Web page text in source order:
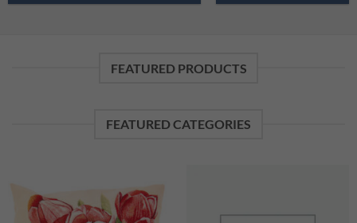
FEATURED PRODUCTS
FEATURED CATEGORIES